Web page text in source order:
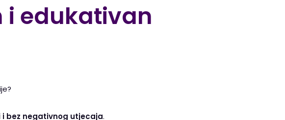
i edukativan
i bez negativnog utjecaja.